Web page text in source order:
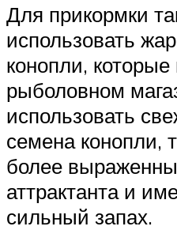
Для прикормки
использовать
конопли,
рыболовном
использовать
семена конопли,
более
аттрактанта и
сильный запах.